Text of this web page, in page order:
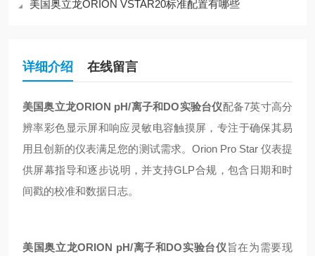
美国奥立龙ORION VSTAR20标准配置有哪些
详细介绍 在线留言
美国奥立龙ORION pH/离子和DO实验台仪配备7英寸高分
辨率彩色显示屏和响应灵敏电容触摸屏，专注于确保其易
用且创新的仪表满足您的测试需求。Orion Pro Star 仪表提
供屏幕指导和逐步说明，并支持GLP合规，包含日期和时
间戳的校准和数据日志。
美国奥立龙ORION pH/离子和DO实验台仪 旨在为需要现